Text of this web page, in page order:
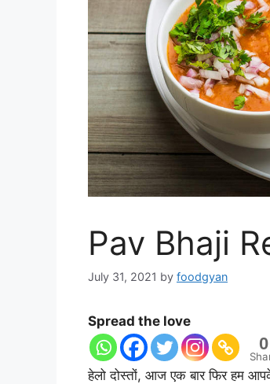
Pav Bhaji
July 31, 2021 by foodgyan
Spread the love
0
हेलो दोस्तों, आज एक बार फिर हम